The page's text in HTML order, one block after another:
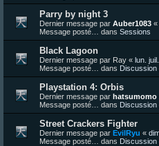
Parry by night 3
Dernier message par Auber1083 «
Message posté… dans Sessions
Black Lagoon
Dernier message par Ray « lun.
Message posté… dans Discussion
Playstation 4: Orbis
Dernier message par hatsumomo
Message posté… dans Discussion
Street Crackers Fighter
Dernier message par EvilRyu «
Message posté… dans Discussion